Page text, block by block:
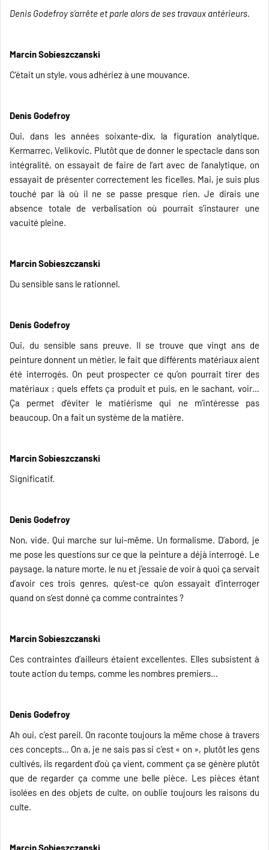
Denis Godefroy s’arrête et parle alors de ses travaux antérieurs.
Marcin Sobieszczanski
C’était un style, vous adhériez à une mouvance.
Denis Godefroy
Oui, dans les années soixante-dix, la figuration analytique,
Kermarrec, Velikovic. Plutôt que de donner le spectacle dans son
intégralité, on essayait de faire de l’art avec de l’analytique, on
essayait de présenter correctement les ficelles. Mai, je suis plus
touché par là où il ne se passe presque rien. Je dirais une
absence totale de verbalisation où pourrait s’instaurer une
vacuité pleine.
Marcin Sobieszczanski
Du sensible sans le rationnel.
Denis Godefroy
Oui, du sensible sans preuve. Il se trouve que vingt ans de
peinture donnent un métier, le fait que différents matériaux aient
été interrogés. On peut prospecter ce qu’on pourrait tirer des
matériaux ; quels effets ça produit et puis, en le sachant, voir…
Ça permet d’éviter le matiérisme qui ne m’intéresse pas
beaucoup. On a fait un système de la matière.
Marcin Sobieszczanski
Significatif.
Denis Godefroy
Non, vide. Qui marche sur lui-même. Un formalisme. D’abord, je
me pose les questions sur ce que la peinture a déjà interrogé. Le
paysage, la nature morte, le nu et j’essaie de voir à quoi ça servait
d’avoir ces trois genres, qu’est-ce qu’on essayait d’interroger
quand on s’est donné ça comme contraintes ?
Marcin Sobieszczanski
Ces contraintes d’ailleurs étaient excellentes. Elles subsistent à
toute action du temps, comme les nombres premiers…
Denis Godefroy
Ah oui, c’est pareil. On raconte toujours la même chose à travers
ces concepts… On a, je ne sais pas si c’est « on », plutôt les gens
cultivés, ils regardent d’où ça vient, comment ça se génère plutôt
que de regarder ça comme une belle pièce. Les pièces étant
isolées en des objets de culte, on oublie toujours les raisons du
culte.
Marcin Sobieszczanski